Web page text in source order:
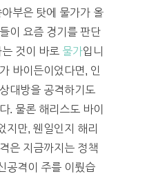
부은 탓에 물가가 올
이 요즘 경기를 판단
것이 바로 물가입니
바이든이었다면, 인
대방을 공격하기도
. 물론 해리스도 바이
지만, 웬일인지 해리
은 지금까지는 정책
공격이 주를 이뤘습